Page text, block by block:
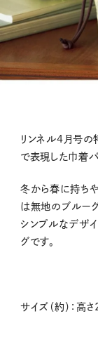
リンネル4月号の
で表現した巾着バ
冬から春に持ち
は無地のブルー
シンプルなデザ
グです。
サイズ（約）：